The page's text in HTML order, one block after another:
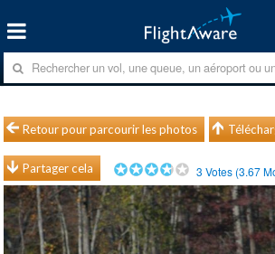
Retour pour parcourir les photos
Partager cela 3 Votes (3.67